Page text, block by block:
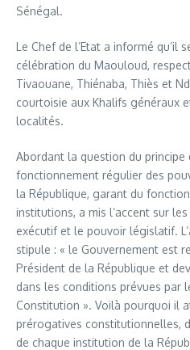
Sénégal.
Le Chef de l’Etat a informé qu’il
célébration du Maouloud,
Tivaouane, Thiénaba, Thiès et
courtoisie aux Khalifs généraux
localités.
Abordant la question du principe
fonctionnement régulier des
la République, garant du
institutions, a mis l’accent sur
exécutif et le pouvoir législatif.
stipule : « le Gouvernement est
Président de la République et
dans les conditions prévues par
Constitution ». Voilà pourquoi il
prérogatives constitutionnelles,
de chaque institution de la